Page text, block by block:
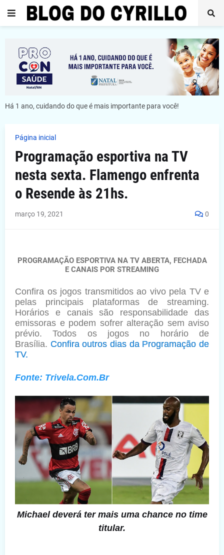
Há 1 ano, cuidando do que é mais importante para você!
Página inicial
Programação esportiva na TV
nesta sexta. Flamengo enfrenta
o Resende às 21hs.
março 19, 2021 0
PROGRAMAÇÃO ESPORTIVA NA TV ABERTA, FECHADA
E CANAIS POR STREAMING
Confira os jogos transmitidos ao vivo pela TV e
pelas principais plataformas de streaming.
Horários e canais são responsabilidade das
emissoras e podem sofrer alteração sem aviso
prévio. Todos os jogos no horário de
Brasília. Confira outros dias da Programação de
TV.
Fonte: Trivela.Com.Br
Michael deverá ter mais uma chance no time
titular.